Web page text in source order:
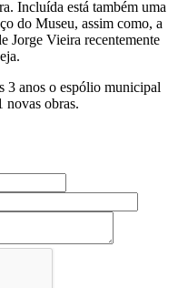
Incluída está também uma
do Museu, assim como, a
Jorge Vieira recentemente
3 anos o espólio municipal
novas obras.